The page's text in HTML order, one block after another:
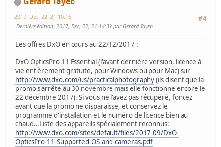
#4
2017, Déc, 22, 21:10:16
Dernière édition: 2017, Déc, 22, 21:14:39 par Gérard Tayeb
Les offres DxO en cours au 22/12/2017 :
DxO OpticsPro 11 Essential (l'avant dernière version, licence à
vie entièrement gratuite, pour Windows ou pour Mac) sur
http://www.dxo.com/us/practicalphotography(ils disent que la
promo s'arrête au 30 novembre mais elle fonctionne encore le
22 décembre 2017). Si vous ne l'avez pas récupéré, foncez
avant que la promo ne disparaisse, et conservez le
programme d'installation et le numéro de licence bien au
chaud...Liste des appareils spécialement reconnus:
http://www.dxo.com/sites/default/files/2017-09/DxO-
OpticsPro-11-Supported-OS-and-cameras.pdf